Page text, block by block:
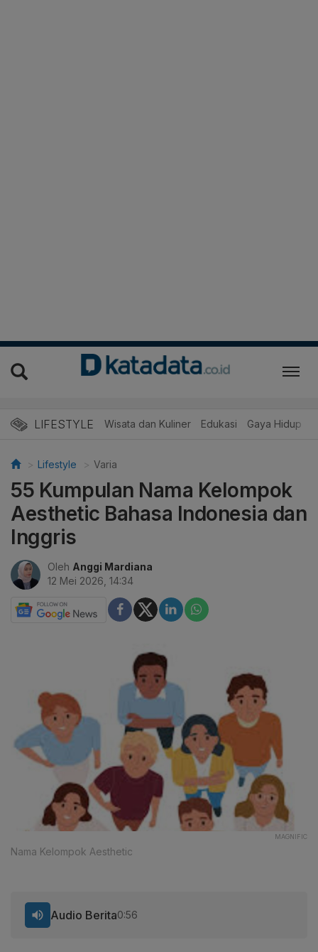
LIFESTYLE Wisata dan Kuliner Edukasi Gaya Hidup
Lifestyle Varia
55 Kumpulan Nama Kelompok
Aesthetic Bahasa Indonesia dan
Inggris
Oleh Anggi Mardiana
12 Mei 2026, 14:34
MAGNIFIC
Nama Kelompok Aesthetic
Audio Berita0:56